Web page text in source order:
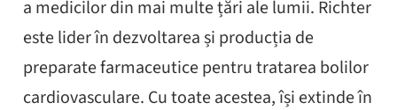
a medicilor din mai multe țări ale lumii. Richter
este lider în dezvoltarea și producția de
preparate farmaceutice pentru tratarea bolilor
cardiovasculare. Cu toate acestea, își extinde în